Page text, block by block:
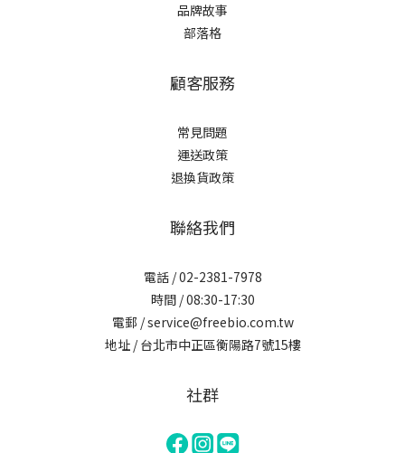
品牌故事
部落格
顧客服務
常見問題
運送政策
退換貨政策
聯絡我們
電話 / 02-2381-7978
時間 / 08:30-17:30
電郵 / service@freebio.com.tw
地址 / 台北市中正區衡陽路7號15樓
社群